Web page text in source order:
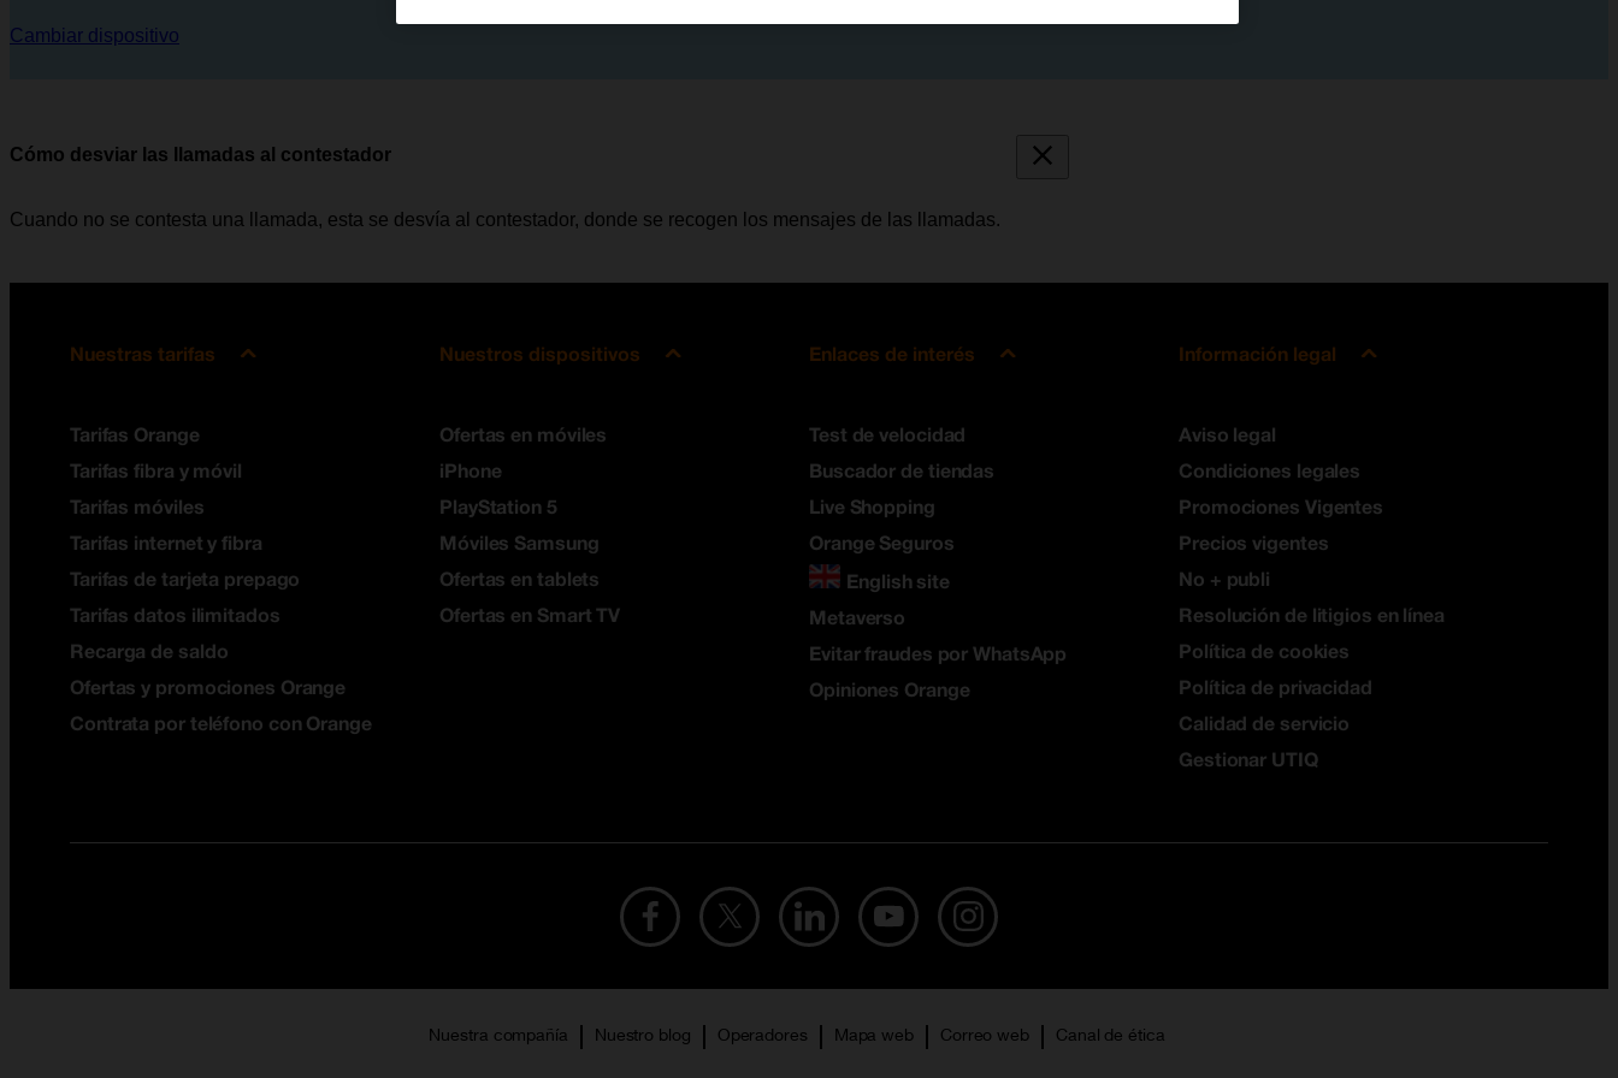
Cambiar dispositivo
Cómo desviar las llamadas al contestador
Cuando no se contesta una llamada, esta se desvía al contestador, donde se recogen los mensajes de las llamadas.
Nuestras tarifas
Tarifas Orange
Tarifas fibra y móvil
Tarifas móviles
Tarifas internet y fibra
Tarifas de tarjeta prepago
Tarifas datos ilimitados
Recarga de saldo
Ofertas y promociones Orange
Contrata por teléfono con Orange
Nuestros dispositivos
Ofertas en móviles
iPhone
PlayStation 5
Móviles Samsung
Ofertas en tablets
Ofertas en Smart TV
Enlaces de interés
Test de velocidad
Buscador de tiendas
Live Shopping
Orange Seguros
English site
Metaverso
Evitar fraudes por WhatsApp
Opiniones Orange
Información legal
Aviso legal
Condiciones legales
Promociones Vigentes
Precios vigentes
No + publi
Resolución de litigios en línea
Política de cookies
Política de privacidad
Calidad de servicio
Gestionar UTIQ
Nuestra compañía Nuestro blog Operadores Mapa web Correo web Canal de ética